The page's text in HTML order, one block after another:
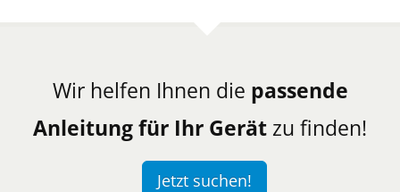
Wir helfen Ihnen die passende
Anleitung für Ihr Gerät zu finden!
Jetzt suchen!